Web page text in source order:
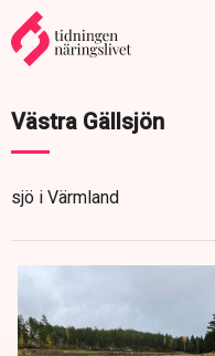
Västra Gällsjön
sjö i Värmland